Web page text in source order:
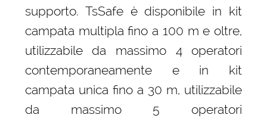
supporto. TsSafe è disponibile in kit
campata multipla fino a 100 m e oltre,
utilizzabile da massimo 4 operatori
contemporaneamente e in kit
campata unica fino a 30 m, utilizzabile
da massimo 5 operatori